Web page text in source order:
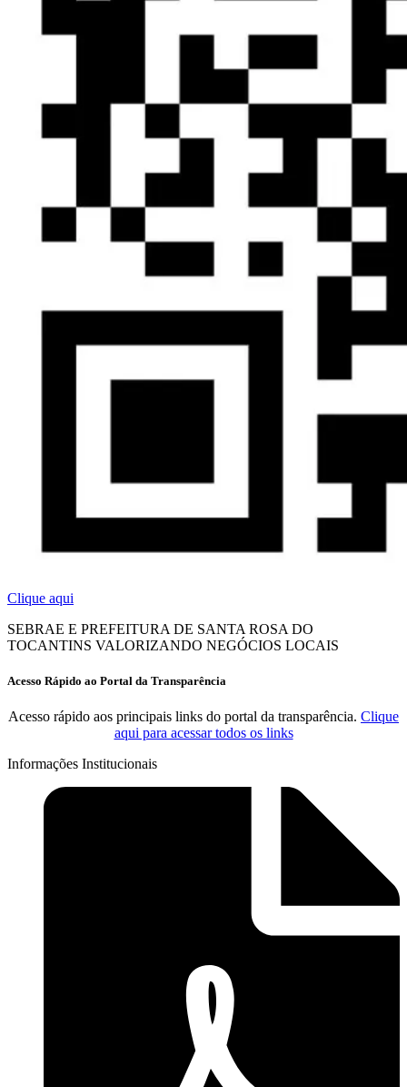
Clique aqui
SEBRAE E PREFEITURA DE SANTA ROSA DO
TOCANTINS VALORIZANDO NEGÓCIOS LOCAIS
Acesso Rápido ao Portal da Transparência
Acesso rápido aos principais links do portal da transparência. Clique
aqui para acessar todos os links
Informações Institucionais